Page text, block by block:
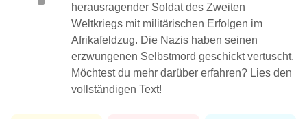
herausragender Soldat des Zweiten
Weltkriegs mit militärischen Erfolgen im
Afrikafeldzug. Die Nazis haben seinen
erzwungenen Selbstmord geschickt vertuscht.
Möchtest du mehr darüber erfahren? Lies den
vollständigen Text!